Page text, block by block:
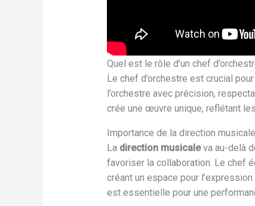
Quel est le rôle d’un chef
Le chef d’orchestre est crucial
l’orchestre avec précision,
crée une œuvre unique, reflétant
Importance de la direction musicale
La direction musicaleva au-delà
favoriser la collaboration. Le chef
créant un espace pour
est essentielle pour une